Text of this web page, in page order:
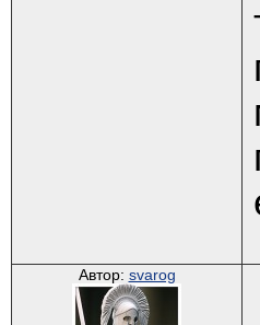
Автор: svarog